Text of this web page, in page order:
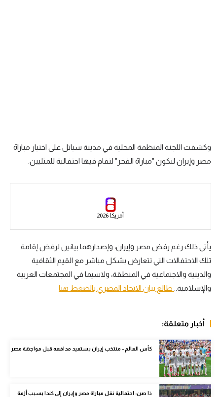
سعودي في الجول
الدوري الإنجليزي
رياضات أخرى
كرة السلة الأمريكية
كرة يد
كرة طائرة
الوطن العربي
في المونديال
وكشفت اللجنة المنظمة المحلية في مدينة سياتل على اختيار مباراة
مصر وإيران لتكون "مباراة الفخر" لتقام فيها احتفالية للمثليين.
أمريكا 2026
يأتي ذلك رغم رفض مصر وإيران، وإصدارهما بيانين لرفض إقامة
تلك الاحتفالات التي تتعارض بشكل مباشر مع القيم الثقافية
والدينية والاجتماعية في المنطقة، ولاسيما في المجتمعات العربية
والإسلامية.. طالع بيان الاتحاد المصري بالضغط هنا
أخبار متعلقة:
كأس العالم - منتخب إيران يستعيد مدافعه قبل مواجهة مصر
ذا صن: احتمالية نقل مباراة مصر وإيران إلى كندا بسبب أزمة